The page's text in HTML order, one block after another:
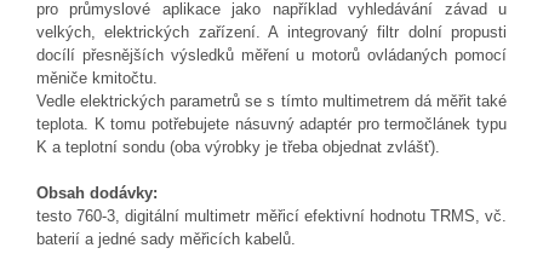
pro průmyslové aplikace jako například vyhledávání závad u
velkých, elektrických zařízení. A integrovaný filtr dolní propusti
docílí přesnějších výsledků měření u motorů ovládaných pomocí
měniče kmitočtu.
Vedle elektrických parametrů se s tímto multimetrem dá měřit také
teplota. K tomu potřebujete násuvný adaptér pro termočlánek typu
K a teplotní sondu (oba výrobky je třeba objednat zvlášť).
Obsah dodávky:
testo 760-3, digitální multimetr měřicí efektivní hodnotu TRMS, vč.
baterií a jedné sady měřicích kabelů.